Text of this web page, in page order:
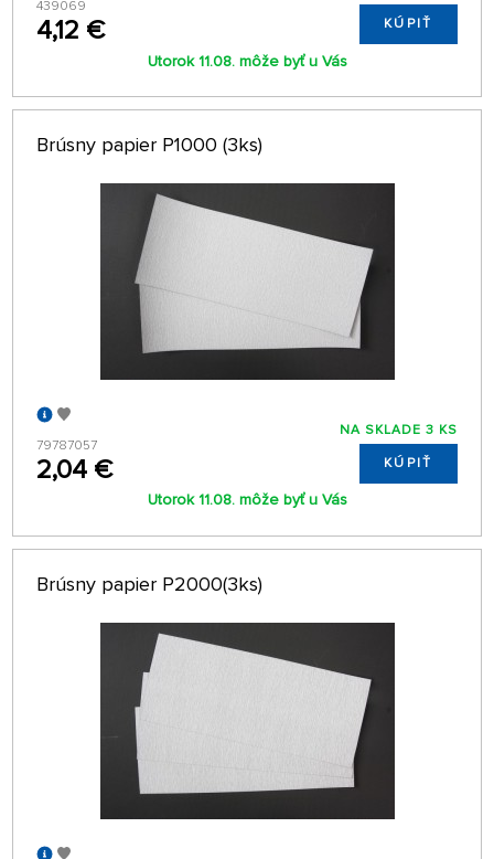
439069
4,12 € KÚPIŤ
Utorok 11.08. môže byť u Vás
Brúsny papier P1000 (3ks)
79787057
2,04 €
NA SKLADE 3 KS
KÚPIŤ
Utorok 11.08. môže byť u Vás
Brúsny papier P2000(3ks)